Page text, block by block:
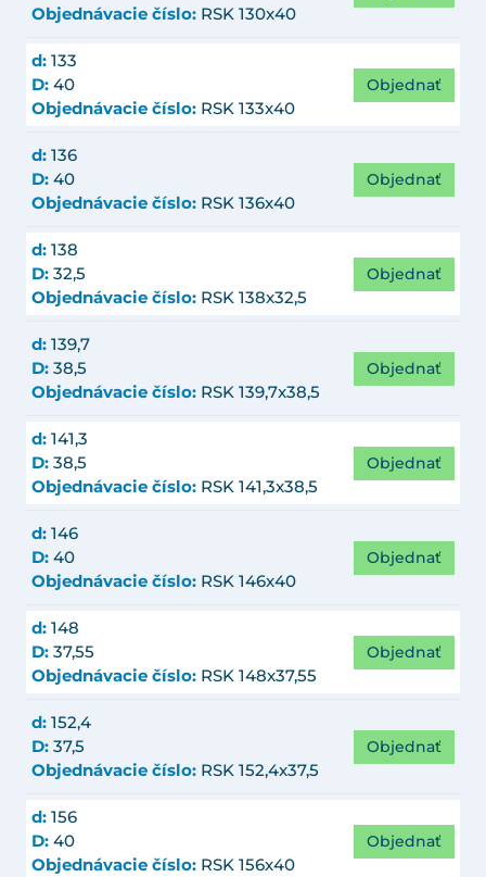
Objednávacie číslo: RSK 130x40
d: 133
D: 40
Objednávacie číslo: RSK 133x40
Objednať
d: 136
D: 40
Objednávacie číslo: RSK 136x40
Objednať
d: 138
D: 32,5
Objednávacie číslo: RSK 138x32,5
Objednať
d: 139,7
D: 38,5
Objednávacie číslo: RSK 139,7x38,5
Objednať
d: 141,3
D: 38,5
Objednávacie číslo: RSK 141,3x38,5
Objednať
d: 146
D: 40
Objednávacie číslo: RSK 146x40
Objednať
d: 148
D: 37,55
Objednávacie číslo: RSK 148x37,55
Objednať
d: 152,4
D: 37,5
Objednávacie číslo: RSK 152,4x37,5
Objednať
d: 156
D: 40
Objednávacie číslo: RSK 156x40
Objednať